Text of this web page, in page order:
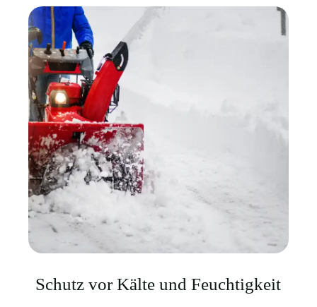
Schutz vor Kälte und Feuchtigkeit